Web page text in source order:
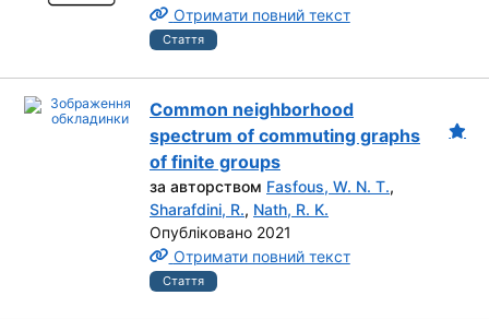
Отримати повний текст
Стаття
Common neighborhood
spectrum of commuting graphs
of finite groups
за авторством Fasfous, W. N. T.,
Sharafdini, R., Nath, R. K.
Опубліковано 2021
Отримати повний текст
Стаття